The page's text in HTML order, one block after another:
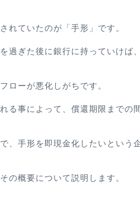
れていたのが「手形」です。
過ぎた後に銀行に持っていけば
ローが悪化 しがち です。
る事によって、償還期限までの
、 手形を即現金化したいという
の概要について説明します。